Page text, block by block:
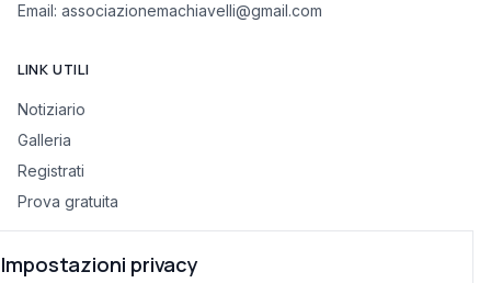
Email: associazionemachiavelli@gmail.com
LINK UTILI
Notiziario
Galleria
Registrati
Prova gratuita
INFORMAZIONI LEGALI
Impostazioni privacy